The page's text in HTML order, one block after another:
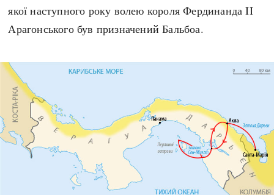
якої наступного року волею короля Фердинанда II
Арагонського був призначений Бальбоа.